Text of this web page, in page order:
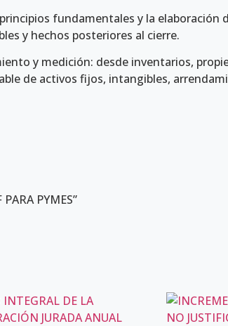
fundamentales y la
y hechos posteriores al cierre.
y medición: desde inventarios,
de activos fijos, intangibles,
PYMES”